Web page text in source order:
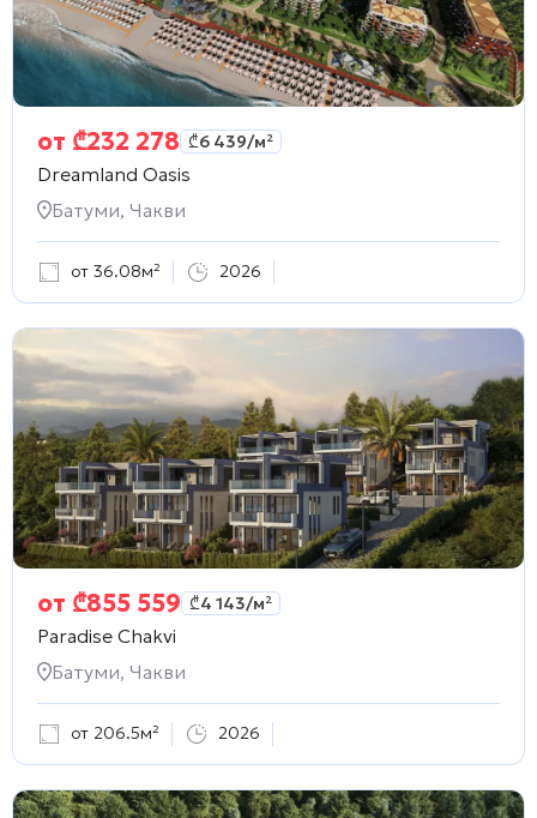
от ₾232 278 ₾6 439/м²
Dreamland Oasis
Батуми, Чакви
от 36.08м² 2026
от ₾855 559 ₾4 143/м²
Paradise Chakvi
Батуми, Чакви
от 206.5м² 2026